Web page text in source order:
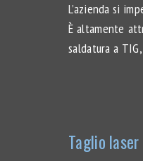
L’azienda si
È altamente
saldatura a
Taglio